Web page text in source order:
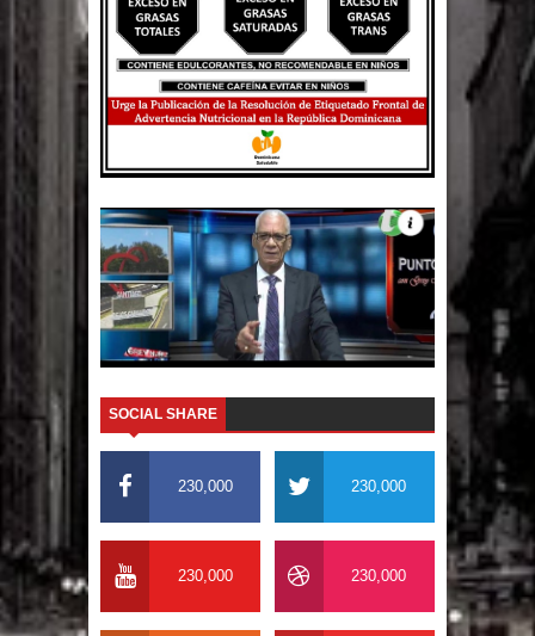
Diputado Félix Michell Rodríguez
reveló que con Presupuesto
Complementario gobierno endeuda
país con 3,500 millones de dólares
El PRM tendrá desde el próximo
domingo una dirección de hombres
SOCIAL SHARE
230,000 230,000
230,000 230,000